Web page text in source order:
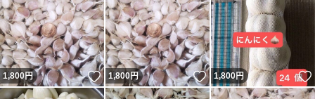
1,800円 いいね！
1,800円 いいね！
1,800円